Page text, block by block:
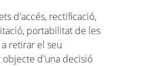
d'accés, rectificació,
portabilitat de les
retirar el seu
objecte d'una decisió